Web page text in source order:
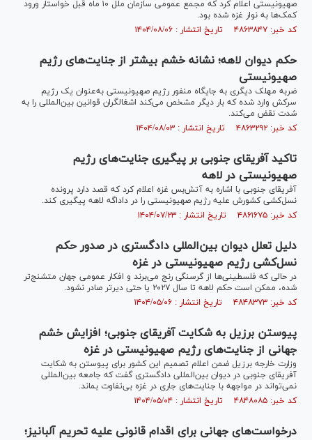
صهیونیستی اعلام کرد که مجمع عمومی سازمان ملل ۱۰ ماه قبل خواستار ورود
کمک‌ها به نوار غزه شده بود.
کد خبر: ۴۸۶۳۸۴۷ تاریخ انتشار : ۱۴۰۴/۰۸/۰۶
حکم دیوان لاهه؛ نشانه خشم بیشتر از جنایت‌های رژیم
صهیونیستی
ضربه مهلک دیگری به جایگاه منفور رژیم صهیونیستی به‌عنوان یک رژیم
سرکش وارد شده که بار دیگر مشخص می‌کند اشغالگران قوانین بین‌المللی را به
شدت نقض می‌کند.
کد خبر: ۴۸۶۳۲۹۲ تاریخ انتشار : ۱۴۰۴/۰۸/۰۳
تاکید آفریقای جنوبی بر پیگیری جنایت‌های رژیم
صهیونیستی در لاهه
آفریقای جنوبی با اشاره به آتش‌بس غزه اعلام کرد که قصد دارد پرونده
نسل‌کشی کشورش علیه رژیم صهیونیستی را در داداگه لاهه پیگیری کند.
کد خبر: ۴۸۶۱۶۷۵ تاریخ انتشار : ۱۴۰۴/۰۷/۲۳
دلیل تعلل دیوان بین‌المللی دادگستری در صدور حکم
نسل‌کشی رژیم صهیونیستی در غزه
در حالی که فلسطینی‌ها از گرسنگی رنج می‌برند و افکار عمومی جهان متشنج‌تر
شده، ممکن است حکم لاهه تا سال ۲۰۲۷ یا حتی دیرتر صادر نشود.
کد خبر: ۴۸۴۸۳۷۳ تاریخ انتشار : ۱۴۰۴/۰۵/۰۶
پیوستن برزیل به شکایت آفریقای جنوبی؛ افزایش خشم
جهانی از جنایت‌های رژیم صهیونیستی در غزه
وزارت خارجه برزیل ضمن اعلام تصمیم این کشور برای پیوستن به شکایت
آفریقای جنوبی در دیوان بین‌المللی دادگستری گفت که جامعه بین‌المللی
نمی‌تواند در مواجهه با جنایت‌های جاری در غزه بی‌تفاوت بماند.
کد خبر: ۴۸۴۸۰۸۵ تاریخ انتشار : ۱۴۰۴/۰۵/۰۴
درخواست‌های جهانی برای اقدام قانونی علیه تحریم آلبانیز؛